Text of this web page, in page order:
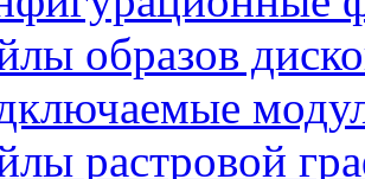
образов
растровой